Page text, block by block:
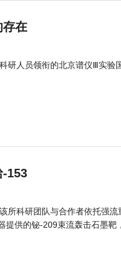
存在
研人员领衔的北京谱仪Ⅲ实
-153
所科研团队与合作者依托强
供的铋-209束流轰击石墨靶